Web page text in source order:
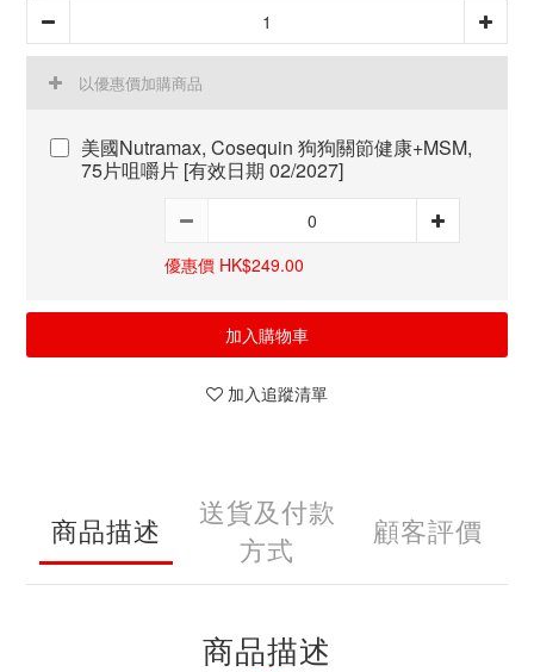
以優惠價加購商品
美國Nutramax, Cosequin 狗狗關節健康+MSM,
75片咀嚼片 [有效日期 02/2027]
優惠價 HK$249.00
加入購物車
加入追蹤清單
商品描述
送貨及付款
方式
顧客評價
商品描述